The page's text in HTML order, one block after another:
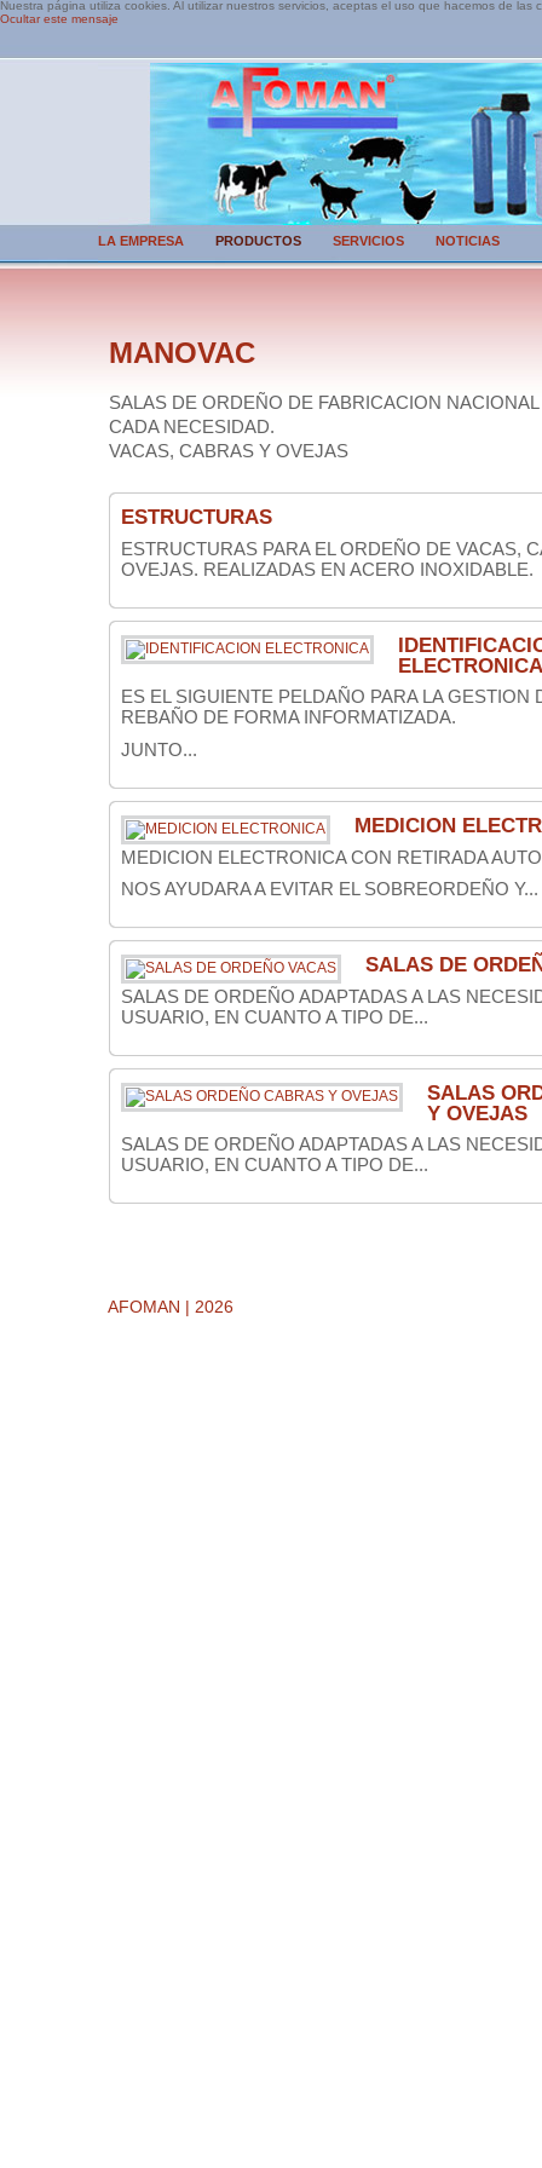
Nuestra página utiliza cookies. Al utilizar nuestros servicios, aceptas el uso que hacemos de las
Ocultar este mensaje
LA EMPRESA PRODUCTOS SERVICIOS NOTICIAS
MANOVAC
SALAS DE ORDEÑO DE FABRICACION
CADA NECESIDAD.
VACAS, CABRAS Y OVEJAS
ESTRUCTURAS
ESTRUCTURAS PARA EL ORDEÑO DE VACAS,
OVEJAS. REALIZADAS EN ACERO INOXIDABLE.
ELECTRONICA
ES EL SIGUIENTE PELDAÑO PARA LA GESTION
REBAÑO DE FORMA INFORMATIZADA.
JUNTO...
MEDICION
MEDICION ELECTRONICA CON RETIRADA
NOS AYUDARA A EVITAR EL SOBREORDEÑO Y...
SALAS DE
SALAS DE ORDEÑO ADAPTADAS A LAS
USUARIO, EN CUANTO A TIPO DE...
SALAS
Y OVEJAS
SALAS DE ORDEÑO ADAPTADAS A LAS
USUARIO, EN CUANTO A TIPO DE...
AFOMAN | 2026